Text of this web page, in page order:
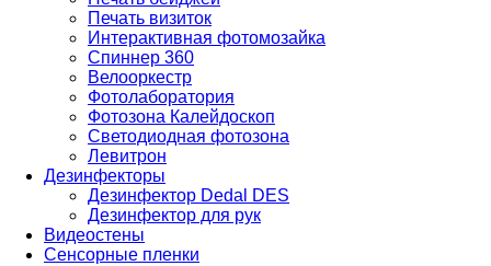
Печать визиток
Интерактивная фотомозайка
Спиннер 360
Велооркестр
Фотолаборатория
Фотозона Калейдоскоп
Светодиодная фотозона
Левитрон
Дезинфекторы
Дезинфектор Dedal DES
Дезинфектор для рук
Видеостены
Сенсорные пленки